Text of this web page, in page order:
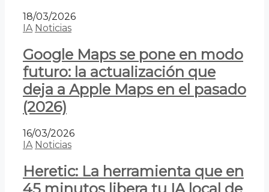
18/03/2026
IA Noticias
Google Maps se pone en modo
futuro: la actualización que
deja a Apple Maps en el pasado
(2026)
16/03/2026
IA Noticias
Heretic: La herramienta que en
45 minutos libera tu IA local de